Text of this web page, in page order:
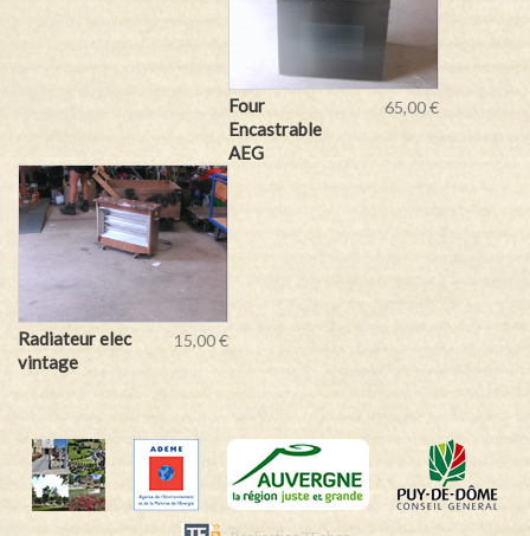
Four
Encastrable
AEG
65,00 €
Radiateur elec
vintage
15,00 €